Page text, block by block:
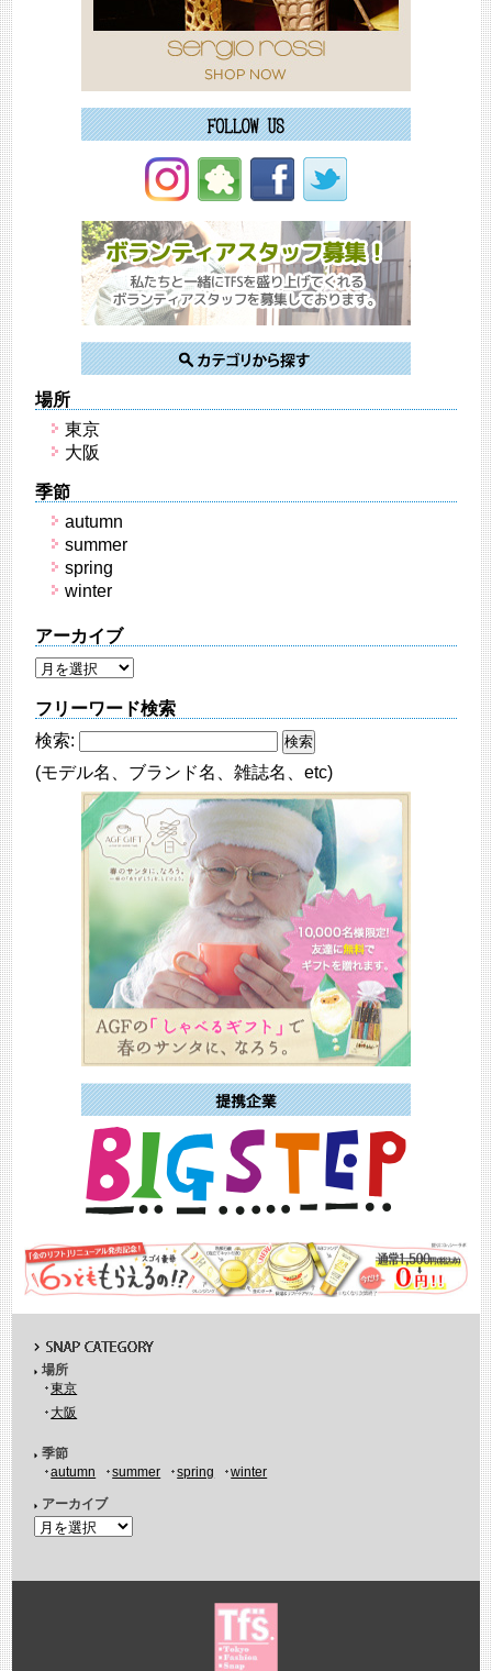
場所
東京
大阪
季節
autumn
summer
spring
winter
アーカイブ
フリーワード検索
検索:
(モデル名、ブランド名、雑誌名、etc)
場所
東京
大阪
季節
autumn
summer spring winter
アーカイブ